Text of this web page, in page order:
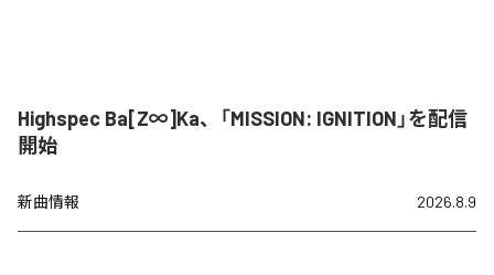
Highspec Ba[Z∞]Ka、「MISSION: IGNITION」を配信
開始
新曲情報 2026.8.9